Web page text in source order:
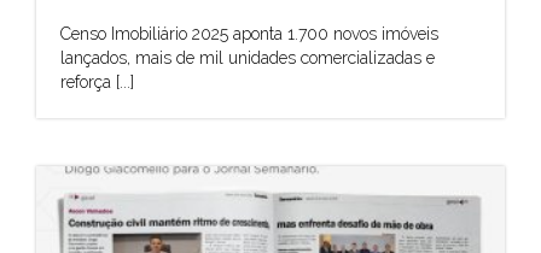
Censo Imobiliário 2025 aponta 1.700 novos imóveis
lançados, mais de mil unidades comercializadas e
reforça [...]